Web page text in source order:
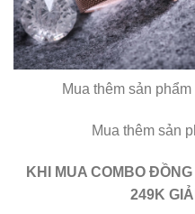
Mua thêm sản
Mua thêm sản
KHI MUA COMBO
249K